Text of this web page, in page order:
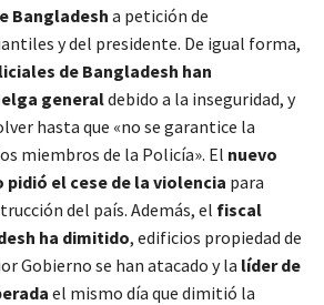
Bangladesh a petición de
y del presidente. De igual forma,
de Bangladesh han
generaldebido a la inseguridad, y
hasta que «no se garantice la
miembros de la Policía». El nuevo
el cese de la violencia para
del país. Además, el fiscal
ha dimitido, edificios propiedad de
Gobierno se han atacado y la líder de
el mismo día que dimitió la